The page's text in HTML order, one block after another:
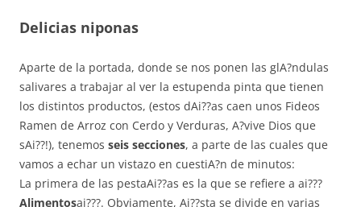
Delicias niponas
Aparte de la portada, donde se nos ponen las glA?ndulas
salivares a trabajar al ver la estupenda pinta que tienen
los distintos productos, (estos dAi??as caen unos Fideos
Ramen de Arroz con Cerdo y Verduras, A?vive Dios que
sAi??!), tenemos seis secciones, a parte de las cuales que
vamos a echar un vistazo en cuestiA?n de minutos:
La primera de las pestaAi??as es la que se refiere a ai???
Alimentosai???. Obviamente, Ai??sta se divide en varias